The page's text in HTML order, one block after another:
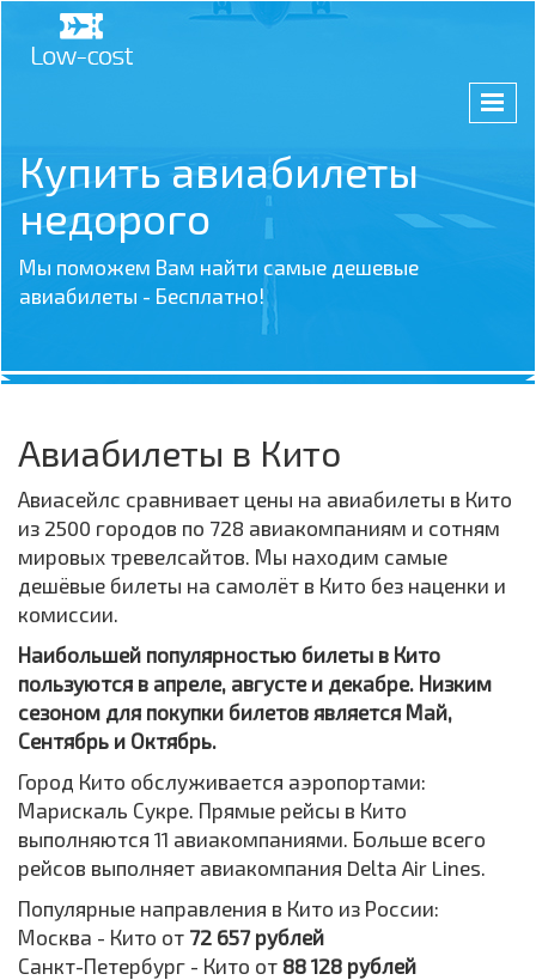
Купить авиабилеты
недорого
Мы поможем Вам найти самые дешевые
авиабилеты - Бесплатно!
Авиабилеты в Кито
Авиасейлс сравнивает цены на авиабилеты в Кито
из 2500 городов по 728 авиакомпаниям и сотням
мировых тревелсайтов. Мы находим самые
дешёвые билеты на самолёт в Кито без наценки и
комиссии.
Наибольшей популярностью билеты в Кито
пользуются в апреле, августе и декабре. Низким
сезоном для покупки билетов является Май,
Сентябрь и Октябрь.
Город Кито обслуживается аэропортами:
Марискаль Сукре. Прямые рейсы в Кито
выполняются 11 авиакомпаниями. Больше всего
рейсов выполняет авиакомпания Delta Air Lines.
Популярные направления в Кито из России:
Москва - Кито от 72 657 рублей
Санкт-Петербург - Кито от 88 128 рублей